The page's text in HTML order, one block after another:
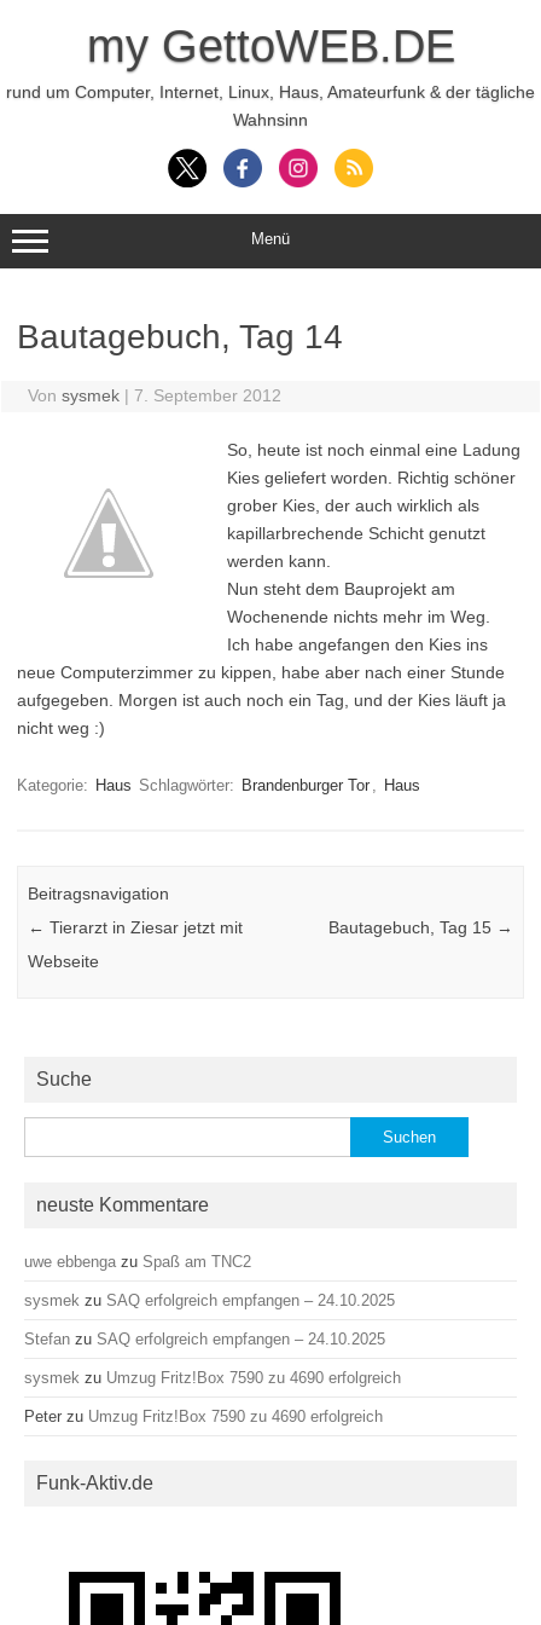
my GettoWEB.DE
rund um Computer, Internet, Linux, Haus, Amateurfunk & der tägliche
Wahnsinn
Menü
Bautagebuch, Tag 14
Von sysmek | 7. September 2012
So, heute ist noch einmal eine Ladung
Kies geliefert worden. Richtig schöner
grober Kies, der auch wirklich als
kapillarbrechende Schicht genutzt
werden kann.
Nun steht dem Bauprojekt am
Wochenende nichts mehr im Weg.
Ich habe angefangen den Kies ins
neue Computerzimmer zu kippen, habe aber nach einer Stunde
aufgegeben. Morgen ist auch noch ein Tag, und der Kies läuft ja
nicht weg :)
Kategorie: Haus Schlagwörter: Brandenburger Tor , Haus
Beitragsnavigation
← Tierarzt in Ziesar jetzt mit
Webseite
Bautagebuch, Tag 15 →
Suche
nach:
neuste Kommentare
uwe ebbenga zu Spaß am TNC2
sysmek zu SAQ erfolgreich empfangen – 24.10.2025
Stefan zu SAQ erfolgreich empfangen – 24.10.2025
sysmek zu Umzug Fritz!Box 7590 zu 4690 erfolgreich
Peter zu Umzug Fritz!Box 7590 zu 4690 erfolgreich
Funk-Aktiv.de